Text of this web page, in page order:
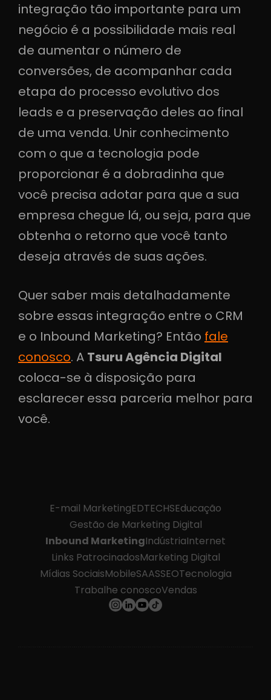
integração tão importante para um
negócio é a possibilidade mais real
de aumentar o número de
conversões, de acompanhar cada
etapa do processo evolutivo dos
leads e a preservação deles ao final
de uma venda. Unir conhecimento
com o que a tecnologia pode
proporcionar é a dobradinha que
você precisa adotar para que a sua
empresa chegue lá, ou seja, para que
obtenha o retorno que você tanto
deseja através de suas ações.
Quer saber mais detalhadamente
sobre essas integração entre o CRM
e o Inbound Marketing? Então fale
conosco. A Tsuru Agência Digital
coloca-se à disposição para
esclarecer essa parceria melhor para
você.
E-mail MarketingEDTECHSEducação
Gestão de Marketing Digital
Inbound MarketingIndústriaInternet
Links PatrocinadosMarketing Digital
Mídias SociaisMobileSAASSEOTecnologia
Trabalhe conoscoVendas